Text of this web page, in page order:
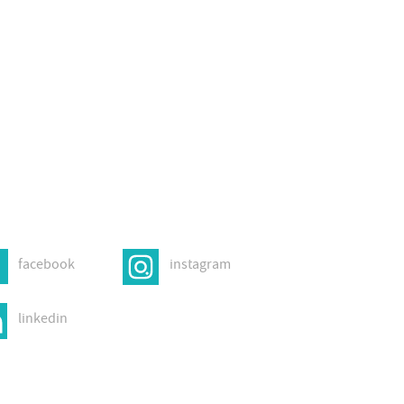
facebook instagram
linkedin